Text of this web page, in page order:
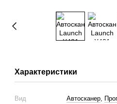
Характеристики
Вид Автосканер,